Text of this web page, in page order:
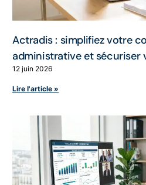
Actradis : simplifiez votre
administrative et sécuriser
12 juin 2026
Lire l'article »